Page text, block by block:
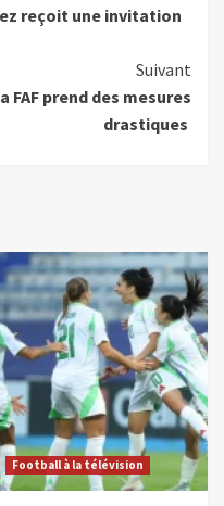
reçoit une invitation
Suivant
FAF prend des mesures
drastiques
Football à la télévision